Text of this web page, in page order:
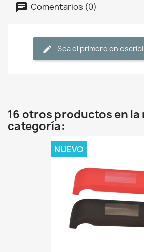
Comentarios (0)
Sea el primero en
16 otros productos en la
categoría:
NUEVO